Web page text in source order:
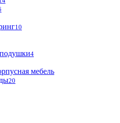
10
4
мебель
20